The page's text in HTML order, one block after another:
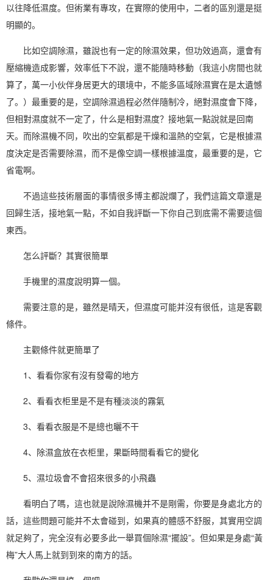
以往降低濕度。但術業有專攻，在實際的使用中，二者的區別還是挺
明顯的。
比如空調除濕，雖說也有一定的除濕效果，但功效過高，還會有
壓縮機造成影響，效率低下不說，還不能隨時移動（我這小房間也就
算了，萬一小伙伴身居更大的環境中，不能多區域除濕實在是太遺憾
了。）最重要的是，空調除濕過程必然伴隨制冷，絕對濕度會下降，
但相對濕度就不一定了，什么是相對濕度？接地氣一點說就是回南
天。而除濕機不同，吹出的空氣都是干燥和溫熱的空氣，它是根據濕
度決定是否需要除濕，而不是像空調一樣根據溫度，最重要的是，它
省電啊。
不過這些技術層面的事情很多博主都說爛了，我們這篇文章還是
回歸生活，接地氣一點，不如自我評斷一下你自己到底需不需要這個
東西。
怎么評斷？其實很簡單
手機里的濕度說明算一個。
需要注意的是，雖然是晴天，但濕度可能并沒有很低，這是客觀
條件。
主觀條件就更簡單了
1、看看你家有沒有發霉的地方
2、看看衣柜里是不是有種淡淡的霧氣
3、看看衣服是不是總也曬不干
4、除濕盒放在衣柜里，果斷時間看看它的變化
5、濕垃圾會不會招來很多的小飛蟲
看明白了嗎，這也就是說除濕機并不是剛需，你要是身處北方的
話，這些問題可能并不太會碰到，如果真的體感不舒服，其實用空調
就足夠了，完全沒有必要多此一舉買個除濕“擺設”。但如果是身處“黃
梅”大人馬上就到到來的南方的話。